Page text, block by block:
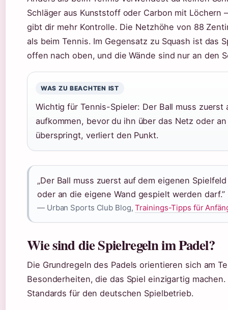
Schläger aus Kunststoff oder Carbon mit Löchern
gibt dir mehr Kontrolle. Die Netzhöhe von 88
als beim Tennis. Im Gegensatz zu Squash ist das
offen nach oben, und die Wände sind nur an den
WAS ZU BEACHTEN IST
Wichtig für Tennis-Spieler: Der Ball muss
aufkommen, bevor du ihn über das Netz oder
überspringt, verliert den Punkt.
„Der Ball muss zuerst auf dem eigenen
oder an die eigene Wand gespielt werden darf.”
— Urban Sports Club Blog,Trainings-Tipps für
Wie sind die Spielregeln im Padel?
Die Grundregeln des Padels orientieren sich am
Besonderheiten, die das Spiel einzigartig
Standards für den deutschen Spielbetrieb.